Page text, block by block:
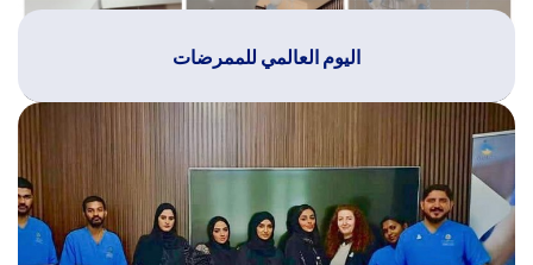
اليوم العالمي للممرضات